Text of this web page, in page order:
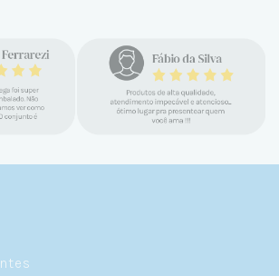
a Céu. Atendimento
verdadeiras jóias prata 925,
incríveis. Virei cliente fiel
as pratas que são lindas, tem
e preço super justo. Fora